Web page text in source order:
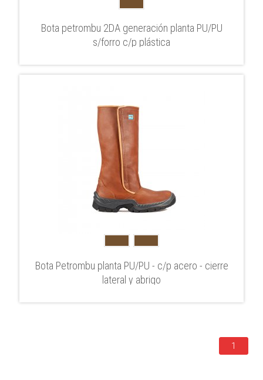
Bota petrombu 2DA generación planta PU/PU
s/forro c/p plástica
Bota Petrombu planta PU/PU - c/p acero - cierre
lateral y abrigo
1